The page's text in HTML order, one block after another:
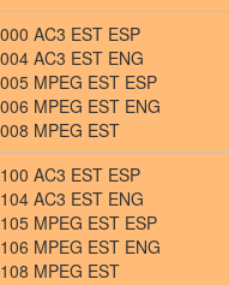
AC3 EST ESP
AC3 EST ENG
MPEG EST ESP
MPEG EST ENG
MPEG EST
AC3 EST ESP
AC3 EST ENG
MPEG EST ESP
MPEG EST ENG
MPEG EST